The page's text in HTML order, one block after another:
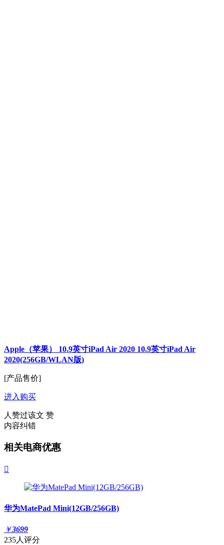
Apple（苹果） 10.9英寸iPad Air 2020 10.9英寸iPad Air
2020(256GB/WLAN版)
[产品售价]
进入购买
人赞过该文 赞
内容纠错
相关电商优惠

华为MatePad Mini(12GB/256GB)
￥3699
235人评分